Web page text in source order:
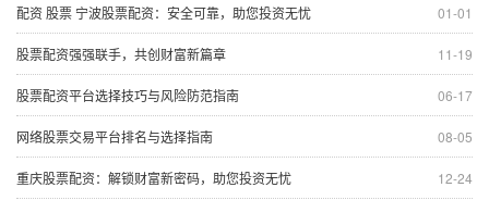
01-01
配资 股票 宁波股票配资：安全可靠，助您投资无忧
11-19
股票配资强强联手，共创财富新篇章
06-17
股票配资平台选择技巧与风险防范指南
08-05
网络股票交易平台排名与选择指南
12-24
重庆股票配资：解锁财富新密码，助您投资无忧